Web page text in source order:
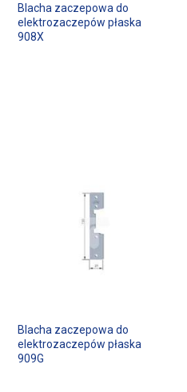
Blacha zaczepowa do
elektrozaczepów płaska
908X
Blacha zaczepowa do
elektrozaczepów płaska
909G